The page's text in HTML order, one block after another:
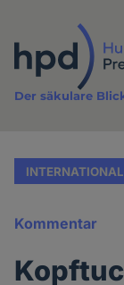
Inhalt
Der säkulare
Kommentar